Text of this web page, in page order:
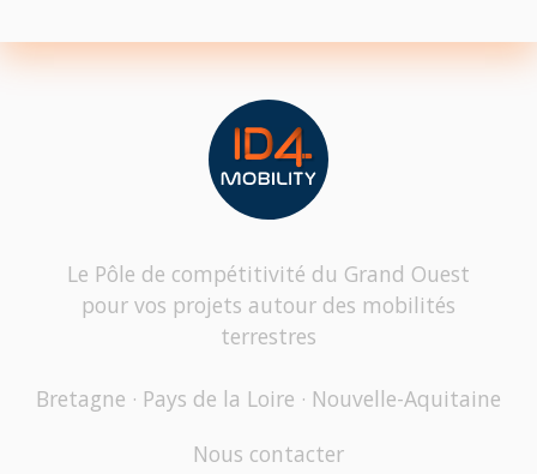
Le Pôle de compétitivité du Grand Ouest
pour vos projets autour des mobilités
terrestres
Bretagne · Pays de la Loire · Nouvelle-Aquitaine
Nous contacter